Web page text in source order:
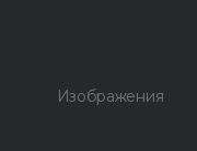
Изображения